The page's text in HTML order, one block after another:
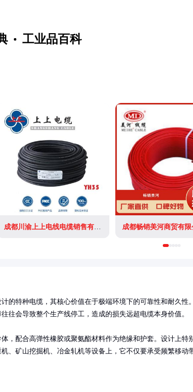
工业品百科
成都川渝上上电线电缆销售有限公司 成都畅销美河商贸有限
的特种电缆，其核心价值在于极端环境下的可靠性和耐久性
往会导致整个生产线停工，造成的损失远超电缆本身价值。
，配合高弹性橡胶或聚氨酯材料作为绝缘和护套。设计上特
、矿山挖掘机、冶金轧机等设备上，它不仅要承受频繁移动